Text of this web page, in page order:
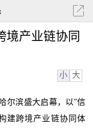
境产业链协同
小 大
尔滨盛大启幕，以"信
建跨境产业链协同体